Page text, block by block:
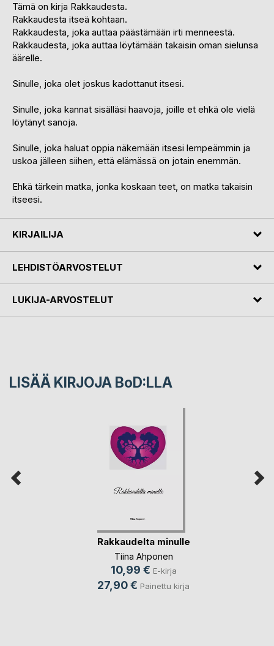
Tämä on kirja Rakkaudesta.
Rakkaudesta itseä kohtaan.
Rakkaudesta, joka auttaa päästämään irti menneestä.
Rakkaudesta, joka auttaa löytämään takaisin oman sielunsa
äärelle.
Sinulle, joka olet joskus kadottanut itsesi.
Sinulle, joka kannat sisälläsi haavoja, joille et ehkä ole vielä
löytänyt sanoja.
Sinulle, joka haluat oppia näkemään itsesi lempeämmin ja
uskoa jälleen siihen, että elämässä on jotain enemmän.
Ehkä tärkein matka, jonka koskaan teet, on matka takaisin
itseesi.
KIRJAILIJA
LEHDISTÖARVOSTELUT
LUKIJA-ARVOSTELUT
LISÄÄ KIRJOJA BoD:LLA
Rakkaudelta minulle
Tiina Ahponen
10,99 € E-kirja
27,90 € Painettu kirja